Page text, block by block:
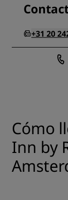
+31 20
Cómo
Inn by